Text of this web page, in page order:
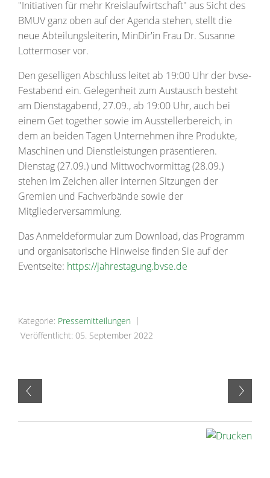
"Initiativen für mehr Kreislaufwirtschaft" aus Sicht des
BMUV ganz oben auf der Agenda stehen, stellt die
neue Abteilungsleiterin, MinDir'in Frau Dr. Susanne
Lottermoser vor.
Den geselligen Abschluss leitet ab 19:00 Uhr der bvse-
Festabend ein. Gelegenheit zum Austausch besteht
am Dienstagabend, 27.09., ab 19:00 Uhr, auch bei
einem Get together sowie im Ausstellerbereich, in
dem an beiden Tagen Unternehmen ihre Produkte,
Maschinen und Dienstleistungen präsentieren.
Dienstag (27.09.) und Mittwochvormittag (28.09.)
stehen im Zeichen aller internen Sitzungen der
Gremien und Fachverbände sowie der
Mitgliederversammlung.
Das Anmeldeformular zum Download, das Programm
und organisatorische Hinweise finden Sie auf der
Eventseite: https://jahrestagung.bvse.de
Kategorie: Pressemitteilungen
Veröffentlicht: 05. September 2022